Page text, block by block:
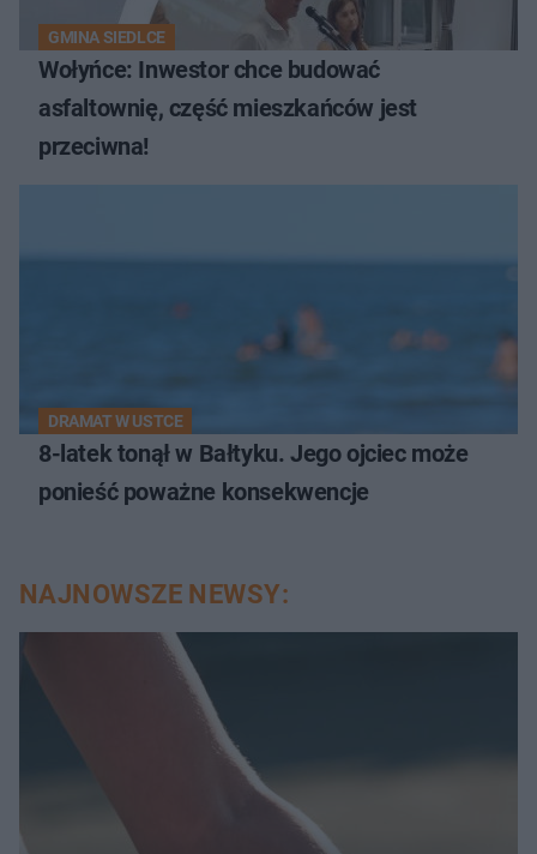
GMINA SIEDLCE
Wołyńce: Inwestor chce budować
asfaltownię, część mieszkańców jest
przeciwna!
DRAMAT W USTCE
8-latek tonął w Bałtyku. Jego ojciec może
ponieść poważne konsekwencje
NAJNOWSZE NEWSY: